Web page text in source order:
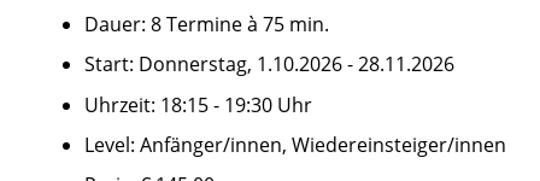
Dauer: 8 Termine à 75 min.
Start: Donnerstag, 1.10.2026 - 28.11.2026
Uhrzeit: 18:15 - 19:30 Uhr
Level: Anfänger/innen, Wiedereinsteiger/innen